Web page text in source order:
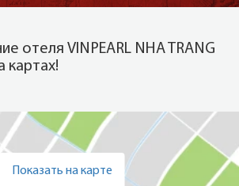
отеля VINPEARL NHA TRANG
картах!
Показать на карте